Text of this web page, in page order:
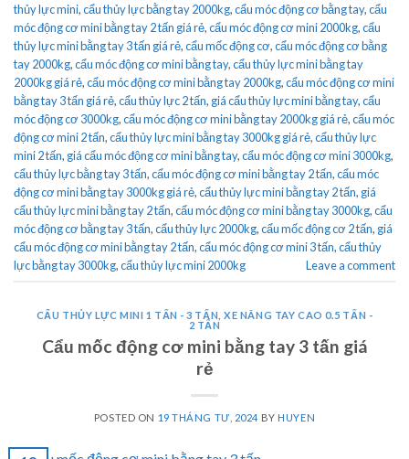
thủy lực mini,cẩu thủy lực bằng tay 2000kg,cẩu móc động cơ bằng tay,cẩu
móc động cơ mini bằng tay 2 tấn giá rẻ,cẩu móc động cơ mini 2000kg,cẩu
thủy lực mini bằng tay 3 tấn giá rẻ,cẩu mốc động cơ,cẩu móc động cơ bằng
tay 2000kg,cẩu móc động cơ mini bằng tay,cẩu thủy lực mini bằng tay
2000kg giá rẻ,cẩu móc động cơ mini bằng tay 2000kg,cẩu móc động cơ mini
bằng tay 3 tấn giá rẻ,cẩu thủy lực 2 tấn, giá cẩu thủy lực mini bằng tay,cẩu
móc động cơ 3000kg,cẩu móc động cơ mini bằng tay 2000kg giá rẻ,cẩu móc
động cơ mini 2 tấn,cẩu thủy lực mini bằng tay 3000kg giá rẻ,cẩu thủy lực
mini 2 tấn, giá cẩu móc động cơ mini bằng tay,cẩu móc động cơ mini 3000kg,
cẩu thủy lực bằng tay 3 tấn,cẩu móc động cơ mini bằng tay 2 tấn,cẩu móc
động cơ mini bằng tay 3000kg giá rẻ,cẩu thủy lực mini bằng tay 2 tấn, giá
cẩu thủy lực mini bằng tay 2 tấn,cẩu móc động cơ mini bằng tay 3000kg,cẩu
móc động cơ bằng tay 3 tấn,cẩu thủy lực 2000kg,cẩu mốc động cơ 2 tấn, giá
cẩu móc động cơ mini bằng tay 2 tấn,cẩu móc động cơ mini 3 tấn,cẩu thủy
lực bằng tay 3000kg,cẩu thủy lực mini 2000kg Leave a comment
CẨU THỦY LỰC MINI 1 TẤN - 3 TẤN ,XE NÂNG TAY CAO 0.5 TẤN -
2 TẤN
Cẩu mốc động cơ mini bằng tay 3 tấn giá
rẻ
POSTED ON 19 THÁNG TƯ, 2024 BYHUYEN